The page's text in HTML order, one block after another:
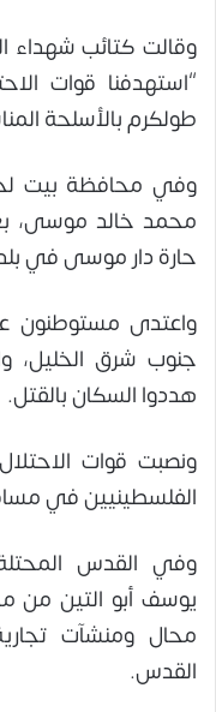
وقالت كتائب
“استهدفنا قوات
طولكرم بالأسلحة
وفي محافظة بيت
محمد خالد موسى،
حارة دار موسى في
واعتدى مستوطنون
جنوب شرق الخليل،
هددوا السكان بالقتل.
ونصبت قوات
الفلسطينيين في
وفي القدس
يوسف أبو التين من
محال ومنشآت
القدس.